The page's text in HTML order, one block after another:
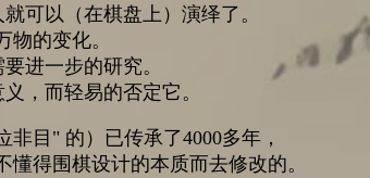
可以（在棋盘上）演绎了。
的变化。
进一步的研究。
，而轻易的否定它。
目" 的）已传承了4000多年，
得围棋设计的本质而去修改的。